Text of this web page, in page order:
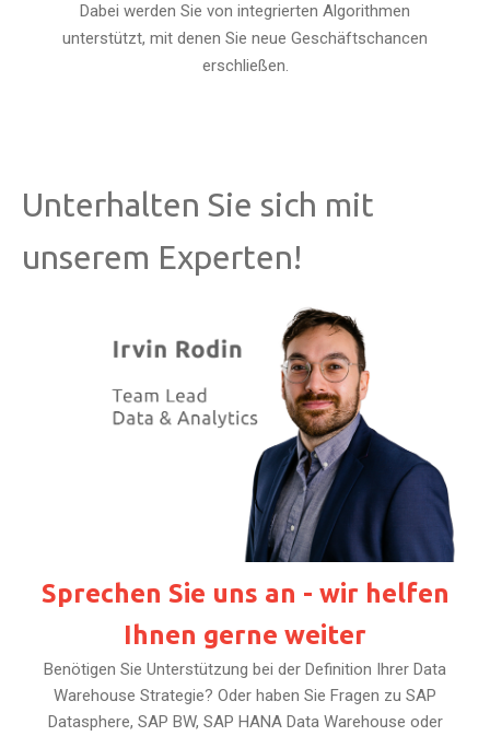
Dabei werden Sie von integrierten Algorithmen
unterstützt, mit denen Sie neue Geschäftschancen
erschließen.
Unterhalten Sie sich mit
unserem Experten!
Sprechen Sie uns an - wir helfen
Ihnen gerne weiter
Benötigen Sie Unterstützung bei der Definition Ihrer Data
Warehouse Strategie? Oder haben Sie Fragen zu SAP
Datasphere, SAP BW, SAP HANA Data Warehouse oder